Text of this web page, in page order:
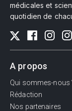
médicales et
quotidien de
A propos
Qui sommes-nous
Rédaction
Nos partenaires